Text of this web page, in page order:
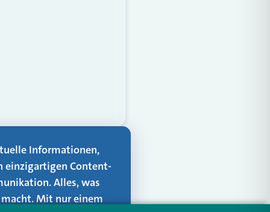
Informationen,
einzigartigen Content-
Alles, was
Mit nur einem